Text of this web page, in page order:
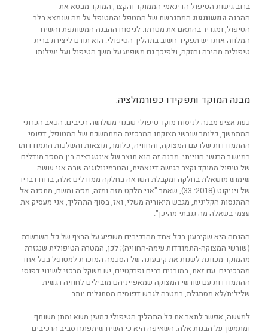
ברוב גישות הטיפול הדינאמי הממוקד והקצר, המוקד מבטא את
ההבנה המשותפת המתגבשת של המטפל והמטופל על מה שנמצא בלב
הטיפול, ומגדיר בהתאם את מטרתו. לניסוח ההבנה המשותפת והשיח
המלווה אותו יש תפקיד חשוב בתהליך הטיפולי: הוא תורם ליצירת ברית
טיפולית מהירה וחזקה, ולפיכך גם משפיע על משך הטיפול ועל יעילותו.
מבנה המוקד ותפקידו כפורמולציה:
כעת אציע מבנה לניסוח מוקד טיפולי שבנוי משלושה רכיבים: הכאב הכרוני
המתמשך, כלומר שורשי מצוקתו המרכזית המתמשכת של המטופל, דפוסי
ההתמודדות שלו עם המצוקה, והחוויה, כלומר, תוצאות והשלכות התמודדותו
במישור הרגשי-חווייתי. מבנה זה הוא תוצר של אינטגרציה בין מספר מודלים
של טיפול ממוקד וקצר בגישה דינאמית, והטרמינולוגיה שבה אני עושה
שימוש מושאלת בחלקה ומקבלת השראה בחלקה ממודלים אלה, ברוח דבריו
של ויניקוט (2018: 33), שאמר "אני מלקט מזה ומזה, מפה ומשם, מתפנה אל
ההתנסות הקלינית, מגבש תיאוריה משלי, ואז, בסוף התהליך, אני מעסיק את
עצמי בשאלה מה גנבתי מהיכן".
ההנחה היא שקיבעון בכל אחד מהרכיבים משפיע על הרצף של כל השרשרת
(שורשי המצוקה-התמודדות עימה-החוויה); לכן, המטרה הטיפולית שנגזרת
מהמוקד מכוונת לשנות את קיבעונה של הסכמה המוכרת למטופל בכל אחד
מהרכיבים. עם זאת, במובנים רבים ופרקטיים, יש משקל מרכזי לשינוי דפוסי
ההתמודדות עם שורשי המצוקה שמאפייניהם מובילים לחוויה רגשית
שלילית/לא מסתגלת, במטרה לגבש דפוסים מסתגלים יותר.
למעשה, אפשר לתאר את כל התהליך הטיפולי כמעין משא ומתן משותף
ומתמשך על הבנות אלה. השאיפה היא כי השיח שיתפתח סביב הרכיבים